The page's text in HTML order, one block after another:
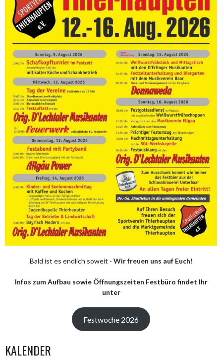
Bald ist es endlich soweit - Wir freuen uns auf Euch!
Infos zum Aufbau sowie Öffnungszeiten Festbüro findet Ihr
unter
Festwoche 2026
KALENDER